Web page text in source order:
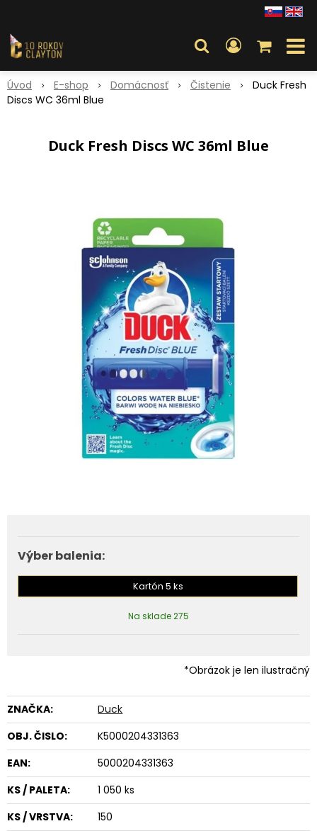
Úvod E-shop Domácnosť Čistenie
Duck Fresh
Discs WC 36ml Blue
Duck Fresh Discs WC 36ml Blue
Výber balenia:
Kartón 5 ks
Na sklade 275
*Obrázok je len ilustračný
ZNAČKA:
Duck
OBJ. ČISLO:
K5000204331363
EAN:
5000204331363
KS / PALETA:
1 050 ks
KS / VRSTVA:
150